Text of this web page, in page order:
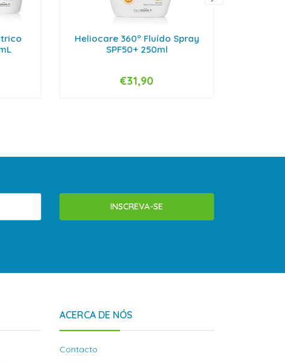
Heliocare 360º Fluído Spray
SPF50+ 250ml
+
€31,90
INSCREVA-SE
ACERCA DE NÓS
Contacto